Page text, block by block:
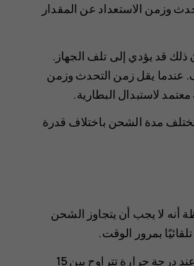
وزمن الاستعداد عن المقدار
ذلك قد يؤدي إلى تلف الجهاز.
عندما يقل زمن التحدث وزمن
لاستبدال البطارية.
مدة الشحن باختلاف قدرة
لا يجب أن يتجاوز الشحن
تقلّل درجات الحرارة المفرطة من قدرة البطارية وعمرها. قم دائمًا بحفظ البطارية عند درجة حرارة تتراوح بين 15